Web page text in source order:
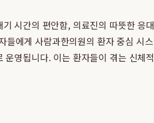
시간의 편안함, 의료진의 따뜻한 응
에게 사람과한의원의 환자 중심 시
영됩니다. 이는 환자들이 겪는 신체